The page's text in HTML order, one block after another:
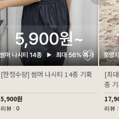
[한정수량] 썸머 나시티 14종 기획
5,900원
리뷰 : 0
[최
종
리뷰